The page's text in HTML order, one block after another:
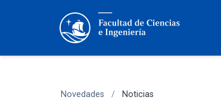
Novedades / Noticias